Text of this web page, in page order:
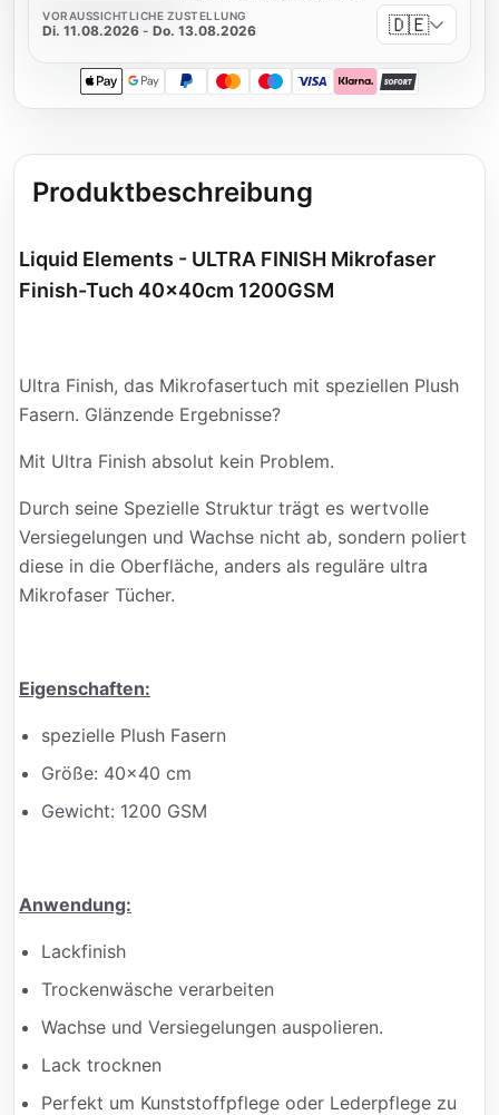
VORAUSSICHTLICHE ZUSTELLUNG
Di. 11.08.2026 - Do. 13.08.2026 🇩🇪
Apple PayGoogle Pay
PayPalMastercardMaestro
Visa KlarnaSOFORT
Produktbeschreibung
Liquid Elements - ULTRA FINISH Mikrofaser
Finish-Tuch 40x40cm 1200GSM
Ultra Finish, das Mikrofasertuch mit speziellen Plush
Fasern. Glänzende Ergebnisse?
Mit Ultra Finish absolut kein Problem.
Durch seine Spezielle Struktur trägt es wertvolle
Versiegelungen und Wachse nicht ab, sondern poliert
diese in die Oberfläche, anders als reguläre ultra
Mikrofaser Tücher.
Eigenschaften:
spezielle Plush Fasern
Größe: 40x40 cm
Gewicht: 1200 GSM
Anwendung:
Lackfinish
Trockenwäsche verarbeiten
Wachse und Versiegelungen auspolieren.
Lack trocknen
Perfekt um Kunststoffpflege oder Lederpflege zu